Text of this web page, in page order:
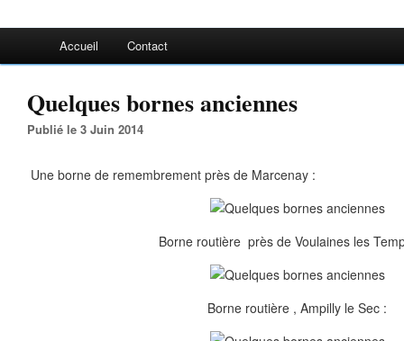
Accueil Contact
Quelques bornes anciennes
Publié le 3 Juin 2014
Une borne de remembrement près de Marcenay :
Borne routière près de Voulaines les
Borne routière , Ampilly le Sec :